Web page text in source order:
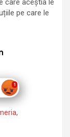
care aceștia le
pe care le
,